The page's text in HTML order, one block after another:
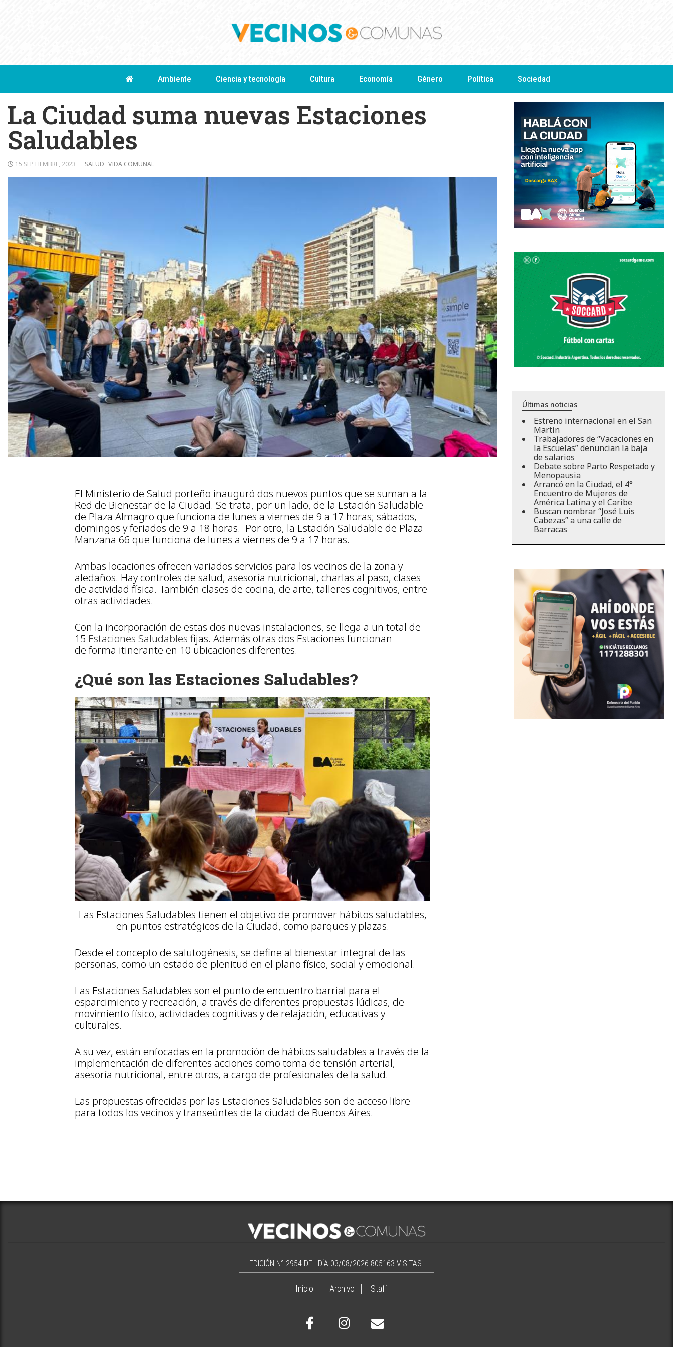
Ambiente Ciencia y tecnología Cultura Economía Género Política Sociedad
La Ciudad suma nuevas Estaciones
Saludables
15 SEPTIEMBRE, 2023 SALUD VIDA COMUNAL
El Ministerio de Salud porteño inauguró dos nuevos puntos que se suman a la
Red de Bienestar de la Ciudad. Se trata, por un lado, de la Estación Saludable
de Plaza Almagro que funciona de lunes a viernes de 9 a 17 horas; sábados,
domingos y feriados de 9 a 18 horas. Por otro, la Estación Saludable de Plaza
Manzana 66 que funciona de lunes a viernes de 9 a 17 horas.
Ambas locaciones ofrecen variados servicios para los vecinos de la zona y
aledaños. Hay controles de salud, asesoría nutricional, charlas al paso, clases
de actividad física. También clases de cocina, de arte, talleres cognitivos, entre
otras actividades.
Con la incorporación de estas dos nuevas instalaciones, se llega a un total de
15 Estaciones Saludables fijas. Además otras dos Estaciones funcionan
de forma itinerante en 10 ubicaciones diferentes.
¿Qué son las Estaciones Saludables?
Las Estaciones Saludables tienen el objetivo de promover hábitos saludables,
en puntos estratégicos de la Ciudad, como parques y plazas.
Desde el concepto de salutogénesis, se define al bienestar integral de las
personas, como un estado de plenitud en el plano físico, social y emocional.
Las Estaciones Saludables son el punto de encuentro barrial para el
esparcimiento y recreación, a través de diferentes propuestas lúdicas, de
movimiento físico, actividades cognitivas y de relajación, educativas y
culturales.
A su vez, están enfocadas en la promoción de hábitos saludables a través de la
implementación de diferentes acciones como toma de tensión arterial,
asesoría nutricional, entre otros, a cargo de profesionales de la salud.
Las propuestas ofrecidas por las Estaciones Saludables son de acceso libre
para todos los vecinos y transeúntes de la ciudad de Buenos Aires.
Últimas noticias
Estreno internacional en el San
Martín
Trabajadores de “Vacaciones en
la Escuelas” denuncian la baja
de salarios
Debate sobre Parto Respetado y
Menopausia
Arrancó en la Ciudad, el 4°
Encuentro de Mujeres de
América Latina y el Caribe
Buscan nombrar “José Luis
Cabezas” a una calle de
Barracas
EDICIÓN N° 2954 DEL DÍA 03/08/2026 805163 VISITAS.
Inicio Archivo Staff